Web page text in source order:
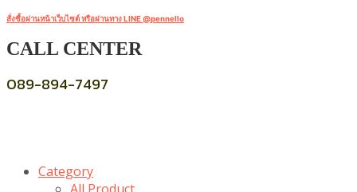
สั่งซื้อผ่านหน้าเว็บไซต์ หรือผ่านทาง LINE @pennello
CALL CENTER
089-894-7497
Category
All Product